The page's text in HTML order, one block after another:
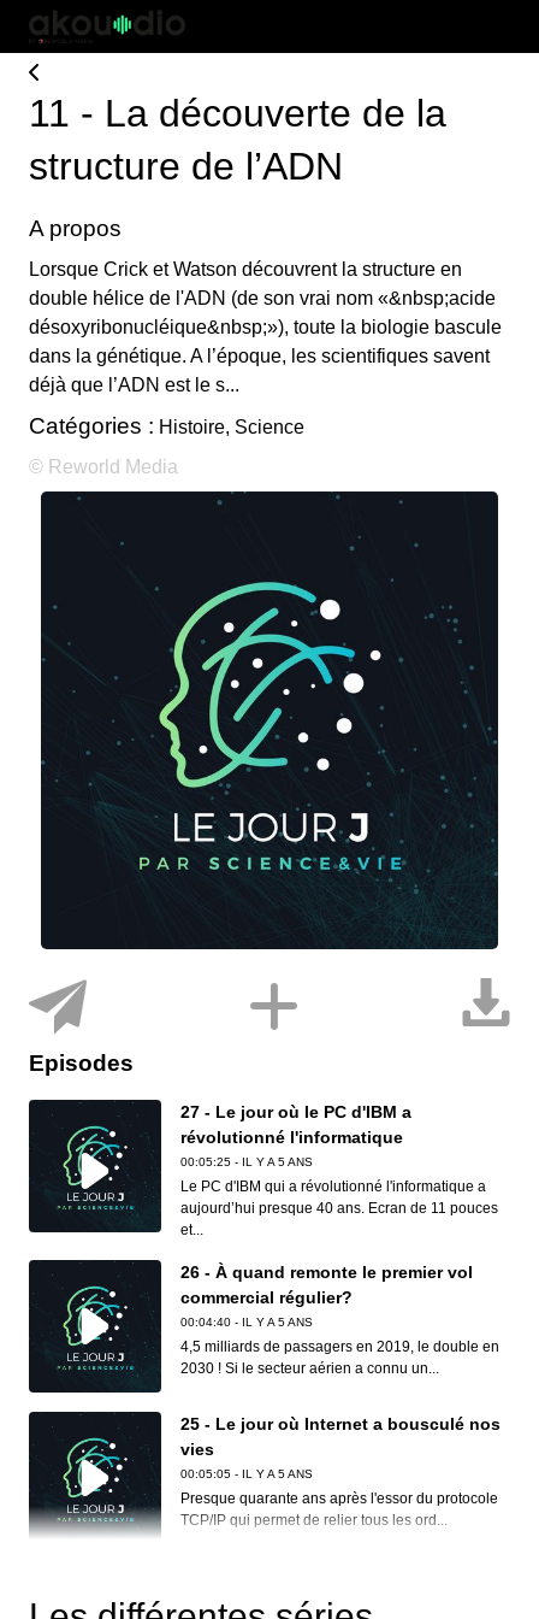
11 - La découverte de la
structure de l’ADN
A propos
Lorsque Crick et Watson découvrent la structure en
double hélice de l'ADN (de son vrai nom «&nbsp;acide
désoxyribonucléique&nbsp;»), toute la biologie bascule
dans la génétique. A l’époque, les scientifiques savent
déjà que l’ADN est le s...
Catégories : Histoire, Science
© Reworld Media
Episodes
27 - Le jour où le PC d'IBM a
révolutionné l'informatique
00:05:25 - IL Y A 5 ANS
Le PC d'IBM qui a révolutionné l'informatique a
aujourd’hui presque 40 ans. Ecran de 11 pouces
et...
26 - À quand remonte le premier vol
commercial régulier?
00:04:40 - IL Y A 5 ANS
4,5 milliards de passagers en 2019, le double en
2030 ! Si le secteur aérien a connu un...
25 - Le jour où Internet a bousculé nos
vies
00:05:05 - IL Y A 5 ANS
Presque quarante ans après l'essor du protocole
TCP/IP qui permet de relier tous les ord...
des continents?